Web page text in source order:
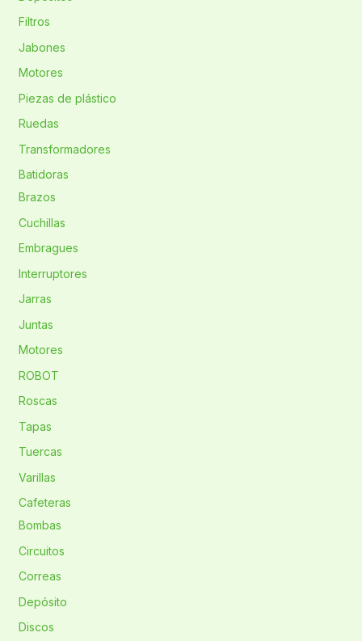
Filtros
Jabones
Motores
Piezas de plástico
Ruedas
Transformadores
Batidoras
Brazos
Cuchillas
Embragues
Interruptores
Jarras
Juntas
Motores
ROBOT
Roscas
Tapas
Tuercas
Varillas
Cafeteras
Bombas
Circuitos
Correas
Depósito
Discos